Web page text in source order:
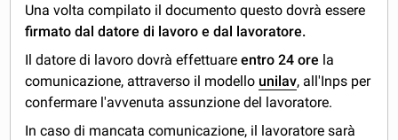
Una volta compilato il documento questo dovrà essere
firmato dal datore di lavoro e dal lavoratore.
Il datore di lavoro dovrà effettuare entro 24 ore la
comunicazione, attraverso il modello unilav, all'Inps per
confermare l'avvenuta assunzione del lavoratore.
In caso di mancata comunicazione, il lavoratore sarà